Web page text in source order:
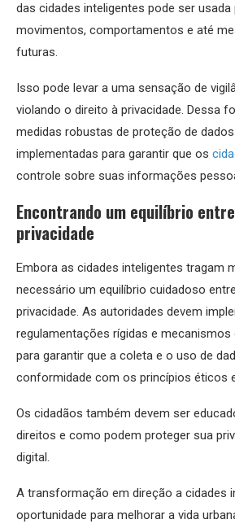
das cidades inteligentes pode ser usada
movimentos, comportamentos e até
futuras.
Isso pode levar a uma sensação de
violando o direito à privacidade. Dessa
medidas robustas de proteção de
implementadas para garantir que os
controle sobre suas informações
Encontrando um equilíbrio
privacidade
Embora as cidades inteligentes tragam
necessário um equilíbrio cuidadoso
privacidade. As autoridades devem
regulamentações rígidas e mecanismos
para garantir que a coleta e o uso de
conformidade com os princípios éticos
Os cidadãos também devem ser
direitos e como podem proteger sua
digital.
A transformação em direção a cidades
oportunidade para melhorar a vida